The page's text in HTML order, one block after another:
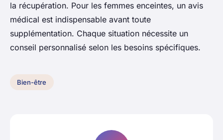
la récupération. Pour les femmes enceintes, un avis
médical est indispensable avant toute
supplémentation. Chaque situation nécessite un
conseil personnalisé selon les besoins spécifiques.
Bien-être